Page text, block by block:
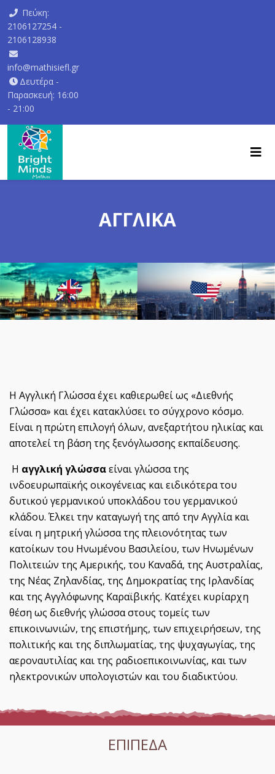
Πεύκη:
2106127254 -
2106128938
info@mathisiefl.gr
Δευτέρα -
Παρασκευή: 16:00
- 21:00
ΑΓΓΛΙΚΑ
Η Αγγλική Γλώσσα έχει καθιερωθεί ως «Διεθνής
Γλώσσα» και έχει κατακλύσει το σύγχρονο κόσμο.
Είναι η πρώτη επιλογή όλων, ανεξαρτήτου ηλικίας και
αποτελεί τη βάση της ξενόγλωσσης εκπαίδευσης.
Η αγγλική γλώσσαείναι γλώσσα της
ινδοευρωπαϊκής οικογένειας και ειδικότερα του
δυτικού γερμανικού υποκλάδου του γερμανικού
κλάδου. Έλκει την καταγωγή της από την Αγγλία και
είναι η μητρική γλώσσα της πλειονότητας των
κατοίκων του Ηνωμένου Βασιλείου, των Ηνωμένων
Πολιτειών της Αμερικής, του Καναδά, της Αυστραλίας,
της Νέας Ζηλανδίας, της Δημοκρατίας της Ιρλανδίας
και της Αγγλόφωνης Καραϊβικής. Κατέχει κυρίαρχη
θέση ως διεθνής γλώσσα στους τομείς των
επικοινωνιών, της επιστήμης, των επιχειρήσεων, της
πολιτικής και της διπλωματίας, της ψυχαγωγίας, της
αεροναυτιλίας και της ραδιοεπικοινωνίας, και των
ηλεκτρονικών υπολογιστών και του διαδικτύου.
ΕΠΙΠΕΔΑ